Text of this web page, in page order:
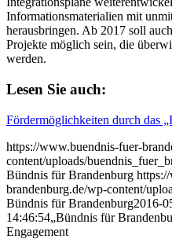
Informationsmaterialien mit
herausbringen. Ab 2017 soll
Projekte möglich sein, die
werden.
Lesen Sie auch:
Fördermöglichkeiten durch das
https://www.buendnis-fuer-
content/uploads/
Bündnis für Brandenburg
brandenburg.de/wp-content/
Bündnis für Brandenburg2016-
14:46:54„Bündnis für
Engagement